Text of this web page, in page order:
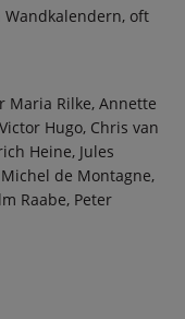
oft
Maria Rilke, Annette
Hugo, Chris van
Heine, Jules
de Montagne,
Raabe, Peter